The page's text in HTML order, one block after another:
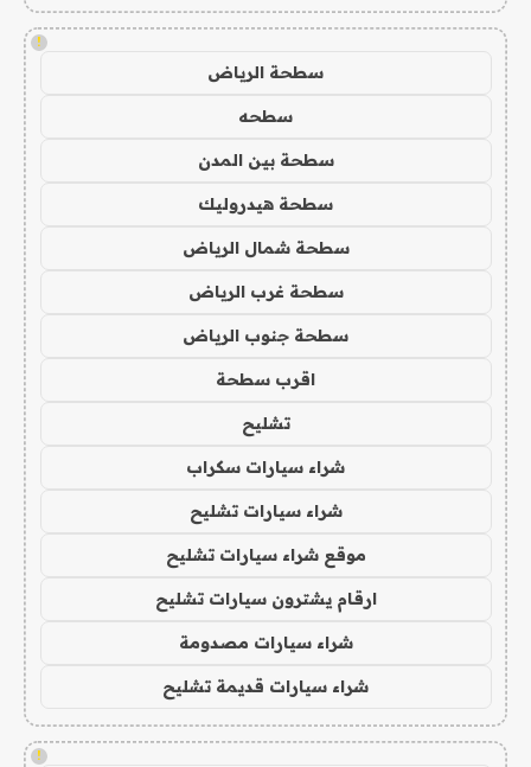
!
سطحة الرياض
سطحه
سطحة بين المدن
سطحة هيدروليك
سطحة شمال الرياض
سطحة غرب الرياض
سطحة جنوب الرياض
اقرب سطحة
تشليح
شراء سيارات سكراب
شراء سيارات تشليح
موقع شراء سيارات تشليح
ارقام يشترون سيارات تشليح
شراء سيارات مصدومة
شراء سيارات قديمة تشليح
!